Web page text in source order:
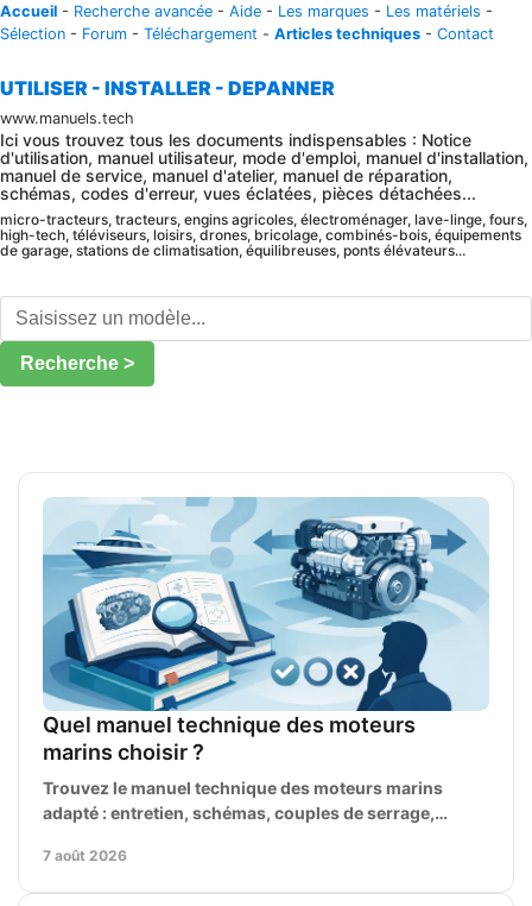
Accueil - Recherche avancée - Aide - Les marques - Les matériels -
Sélection - Forum - Téléchargement - Articles techniques - Contact
UTILISER - INSTALLER - DEPANNER
www.manuels.tech
Ici vous trouvez tous les documents indispensables : Notice
d'utilisation, manuel utilisateur, mode d'emploi, manuel d'installation,
manuel de service, manuel d'atelier, manuel de réparation,
schémas, codes d'erreur, vues éclatées, pièces détachées...
micro-tracteurs, tracteurs, engins agricoles, électroménager, lave-linge, fours,
high-tech, téléviseurs, loisirs, drones, bricolage, combinés-bois, équipements
de garage, stations de climatisation, équilibreuses, ponts élévateurs...
Recherche >
Quel manuel technique des moteurs
marins choisir ?
Trouvez le manuel technique des moteurs marins
adapté : entretien, schémas, couples de serrage,
français.
7 août 2026